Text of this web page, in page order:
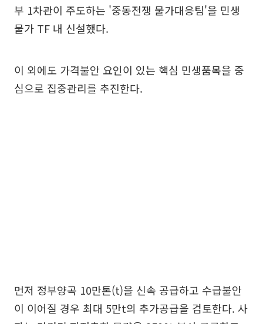
부 1차관이 주도하는 '중동전쟁 물가대응팀'을 민생
물가 TF 내 신설했다.
이 외에도 가격불안 요인이 있는 핵심 민생품목을 중
심으로 집중관리를 추진한다.
먼저 정부양곡 10만톤(t)을 신속 공급하고 수급불안
이 이어질 경우 최대 5만t의 추가공급을 검토한다. 사